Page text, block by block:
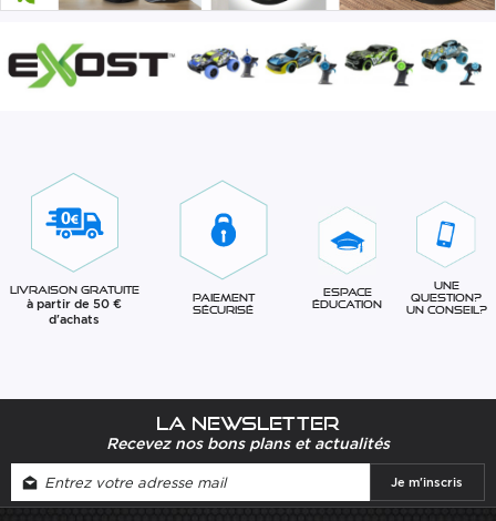
Livraison gratuite
à partir de 50 €
d'achats
Paiement
sécurisé
Espace
éducation
Une
question?
Un conseil?
La newsletter
Recevez nos bons plans et actualités